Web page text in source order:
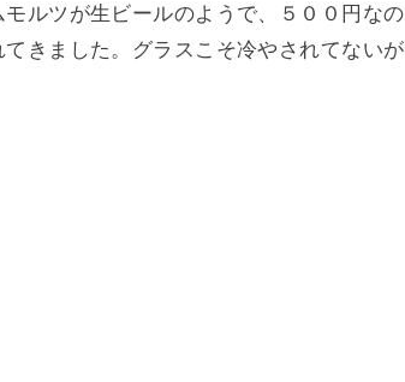
ルツが生ビールのようで、５００円なの
きました。グラスこそ冷やされてないが